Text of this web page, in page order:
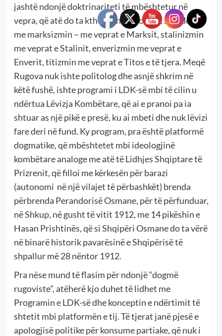
jashtë ndonjë doktrinariteti të mbështetur në
vepra, që atë do ta kthenin në ideologji, siç ndodhë
me marksizmin – me veprat e Marksit, stalinizmin
me veprat e Stalinit, enverizmin me veprat e
Enverit, titizmin me veprat e Titos e të tjera. Meqë
Rugova nuk ishte politolog dhe asnjë shkrim në
këtë fushë, ishte programi i LDK-së mbi të cilin u
ndërtua Lëvizja Kombëtare, që ai e pranoi pa ia
shtuar as një pikë e presë, ku ai mbeti dhe nuk lëvizi
fare deri në fund. Ky program, pra është platformë
dogmatike, që mbështetet mbi ideologjinë
kombëtare analoge me atë të Lidhjes Shqiptare të
Prizrenit, që filloi me kërkesën për barazi
(autonomi në një vilajet të përbashkët) brenda
përbrenda Perandorisë Osmane, për të përfunduar,
në Shkup, në gusht të vitit 1912, me 14 pikëshin e
Hasan Prishtinës, që si Shqipëri Osmane do ta vërë
në binarë historik pavarësinë e Shqipërisë të
shpallur më 28 nëntor 1912.
Pra nëse mund të flasim për ndonjë “dogmë
rugoviste”, atëherë kjo duhet të lidhet me
Programin e LDK-së dhe konceptin e ndërtimit të
shtetit mbi platformën e tij. Të tjerat janë pjesë e
apologjisë politike për konsume partiake, që nuk i